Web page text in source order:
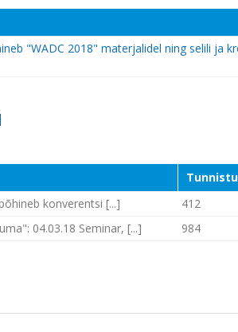
"WADC 2018" materjalidel ning selili ja
konverentsi [...]
412
04.03.18 Seminar, [...]
984